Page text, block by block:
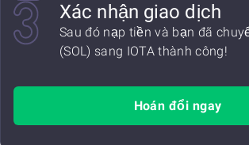
Xác nhận giao dịch
Sau đó nạp tiền và bạn đã
(SOL) sang IOTA thành công!
Hoán đổi ngay